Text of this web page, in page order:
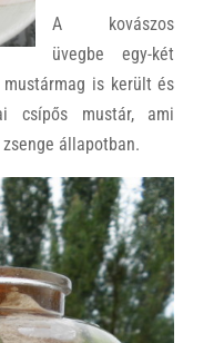
A kovászos
üvegbe egy-két
mustármag is került és
csípős mustár, ami
állapotban.